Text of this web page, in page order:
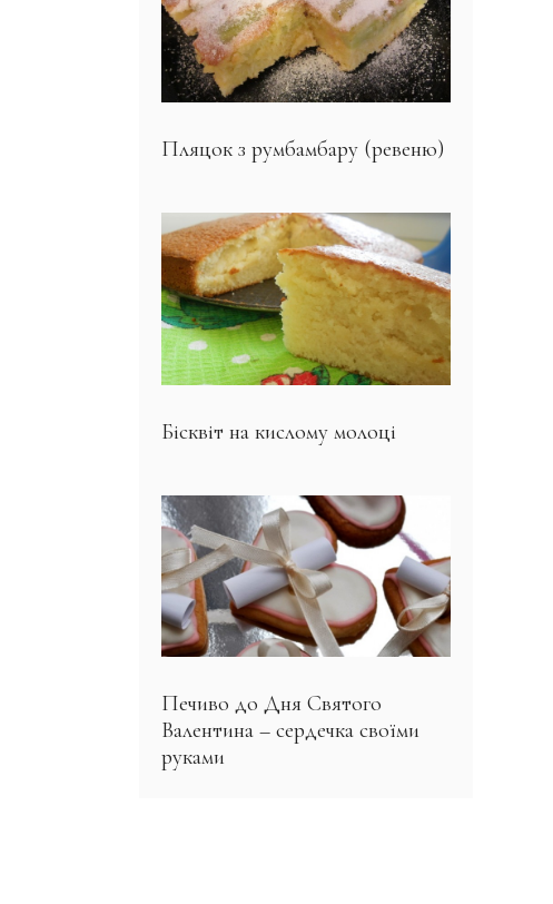
Пляцок з румбамбару (ревеню)
Бісквіт на кислому молоці
Печиво до Дня Святого
Валентина – сердечка своїми
руками